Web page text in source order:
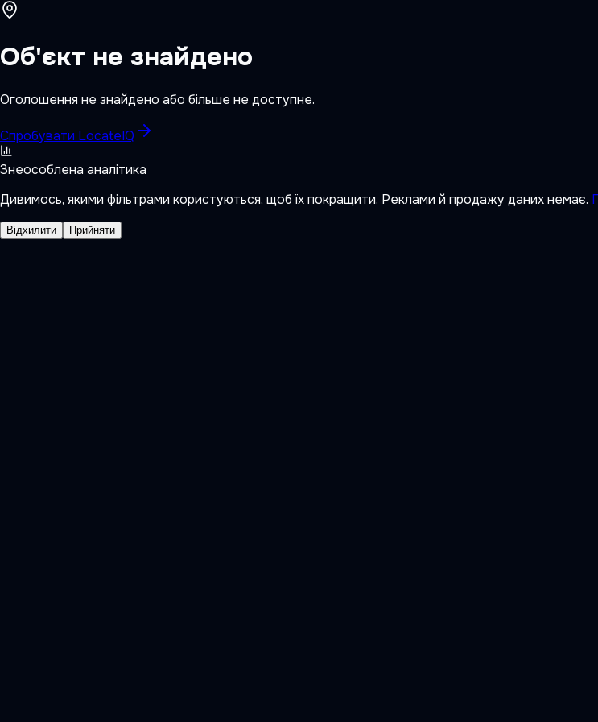
Об'єкт не знайдено
Оголошення не знайдено або більше не доступне.
Спробувати LocateIQ
Знеособлена аналітика
Дивимось, якими фільтрами користуються, щоб їх покращити. Реклами й продажу даних немає.
Відхилити Прийняти